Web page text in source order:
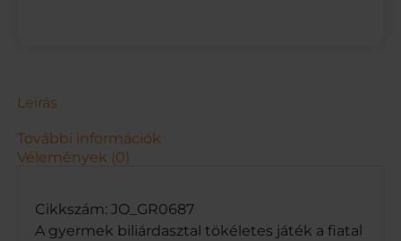
9
c
m
m
e
Leírás
További információk
Vélemények (0)
Cikkszám: JO_GR0687
A gyermek biliárdasztal tökéletes játék a fiatal